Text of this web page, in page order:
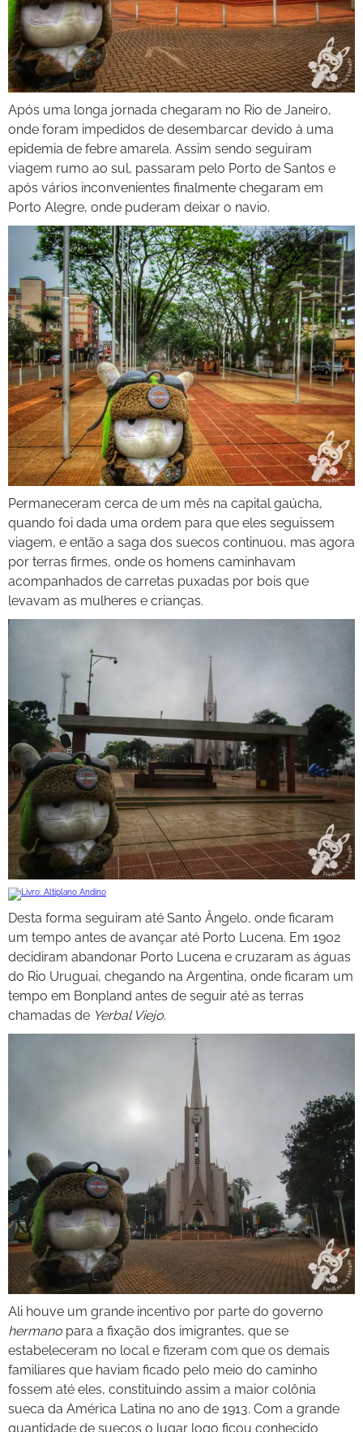
Após uma longa jornada chegaram no Rio de Janeiro,
onde foram impedidos de desembarcar devido à uma
epidemia de febre amarela. Assim sendo seguiram
viagem rumo ao sul, passaram pelo Porto de Santos e
após vários inconvenientes finalmente chegaram em
Porto Alegre, onde puderam deixar o navio.
Permaneceram cerca de um mês na capital gaúcha,
quando foi dada uma ordem para que eles seguissem
viagem, e então a saga dos suecos continuou, mas agora
por terras firmes, onde os homens caminhavam
acompanhados de carretas puxadas por bois que
levavam as mulheres e crianças.
Desta forma seguiram até Santo Ângelo, onde ficaram
um tempo antes de avançar até Porto Lucena. Em 1902
decidiram abandonar Porto Lucena e cruzaram as águas
do Rio Uruguai, chegando na Argentina, onde ficaram um
tempo em Bonpland antes de seguir até as terras
chamadas de Yerbal Viejo.
Ali houve um grande incentivo por parte do governo
hermano para a fixação dos imigrantes, que se
estabeleceram no local e fizeram com que os demais
familiares que haviam ficado pelo meio do caminho
fossem até eles, constituindo assim a maior colônia
sueca da América Latina no ano de 1913. Com a grande
quantidade de suecos o lugar logo ficou conhecido